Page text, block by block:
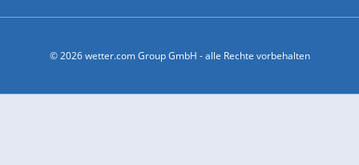
© 2026 wetter.com Group GmbH - alle Rechte vorbehalten